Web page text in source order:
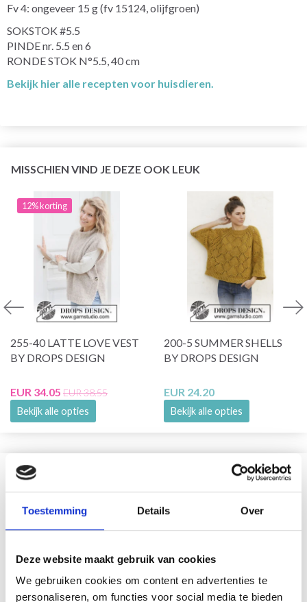
Toestemming Details Over
Deze website maakt gebruik van cookies
We gebruiken cookies om content en advertenties te
personaliseren, om functies voor social media te bieden
Fv 4: ongeveer 15 g (fv 15124, olijfgroen)
SOKSTOK #5.5
PINDE nr. 5.5 en 6
RONDE STOK N°5.5, 40 cm
Bekijk hier alle recepten voor huisdieren.
MISSCHIEN VIND JE DEZE OOK LEUK
12% korting
255-40 LATTE LOVE VEST
BY DROPS DESIGN
EUR 34.05 EUR 38.55
Bekijk alle opties
200-5 SUMMER SHELLS
BY DROPS DESIGN
EUR 24.20
Bekijk alle opties
VERGELIJKBAAR MET DIT
26% korting